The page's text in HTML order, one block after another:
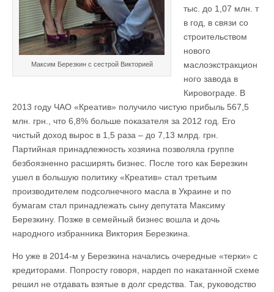
Максим Березкин с сестрой Викторией
тыс. до 1,07 млн. т
в год, в связи со
строительством
нового
маслоэкстракцион
ного завода в
Кировограде. В
2013 году ЧАО «Креатив» получило чистую прибыль 567,5
млн. грн., что 6,8% больше показателя за 2012 год. Его
чистый доход вырос в 1,5 раза – до 7,13 млрд. грн.
Партийная принадлежность хозяина позволяла группе
безбоязненно расширять бизнес. После того как Березкин
ушел в большую политику «Креатив» стал третьим
производителем подсолнечного масла в Украине и по
бумагам стал принадлежать сыну депутата Максиму
Березкину. Позже в семейный бизнес вошла и дочь
народного избранника Виктория Березкина.
Но уже в 2014-м у Березкина начались очередные «терки» с
кредиторами. Попросту говоря, нардеп по накатанной схеме
решил не отдавать взятые в долг средства. Так, руководство